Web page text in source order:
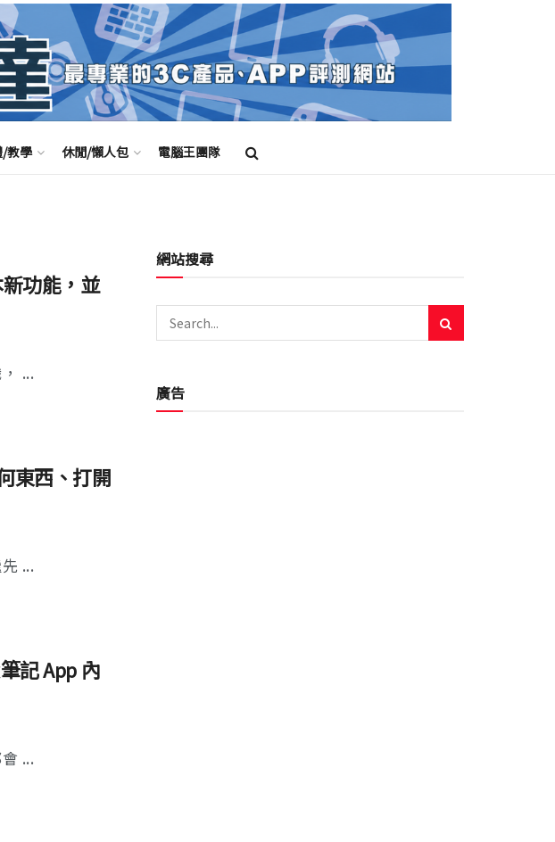
/教學 休閒/懶人包 電腦王團隊
功能，並
...
東西、打開
...
記 App 內
...
網站搜尋
廣告